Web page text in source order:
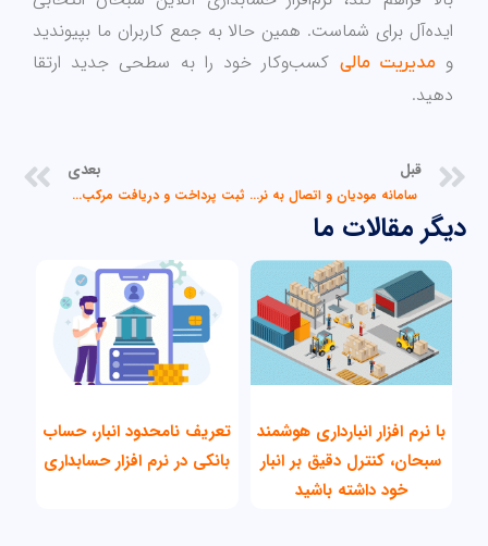
ایده‌آل برای شماست. همین حالا به جمع کاربران ما بپیوندید
ومدیریت مالی کسب‌وکار خود را به سطحی جدید ارتقا
دهید.
قبلی
قبل
سامانه مودیان و اتصال به نرم‌افزار حسابداری آنلاین سبحان
بعدی
ثبت پرداخت و دریافت مرکب در نرم‌افزار حسابداری آنلاین سبحان
دیگر مقالات ما
با نرم افزار انبارداری هوشمند
سبحان، کنترل دقیق بر انبار
خود داشته باشید
تعریف نامحدود انبار، حساب
بانکی در نرم افزار حسابداری